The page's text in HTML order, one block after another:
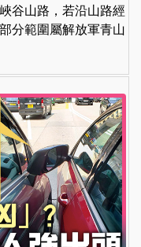
谷山路，若沿山路經
分範圍屬解放軍青山